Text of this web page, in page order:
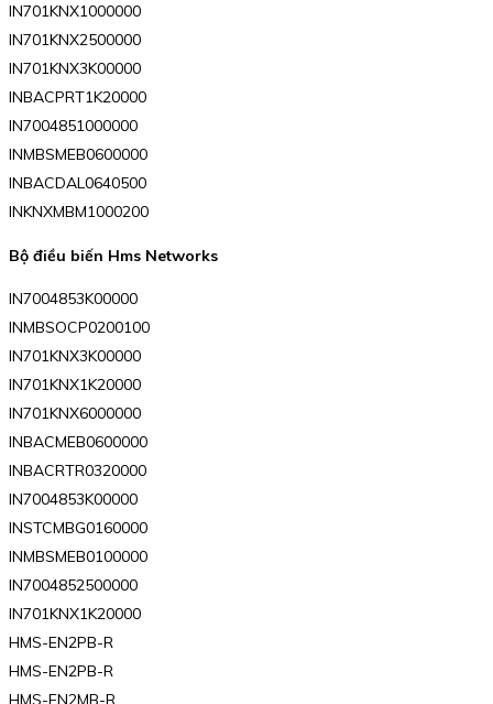
IN701KNX1000000
IN701KNX2500000
IN701KNX3K00000
INBACPRT1K20000
IN7004851000000
INMBSMEB0600000
INBACDAL0640500
INKNXMBM1000200
Bộ điều biến Hms Networks
IN7004853K00000
INMBSOCP0200100
IN701KNX3K00000
IN701KNX1K20000
IN701KNX6000000
INBACMEB0600000
INBACRTR0320000
IN7004853K00000
INSTCMBG0160000
INMBSMEB0100000
IN7004852500000
IN701KNX1K20000
HMS-EN2PB-R
HMS-EN2PB-R
HMS-EN2MB-R